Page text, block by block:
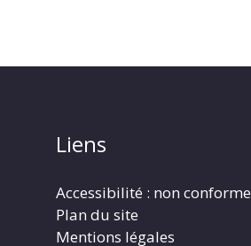
Liens
Accessibilité : non conforme
Plan du site
Mentions légales